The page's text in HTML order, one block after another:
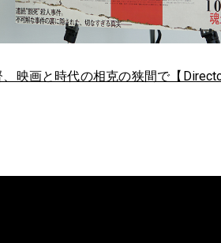
映画と時代の相克の狭間で【